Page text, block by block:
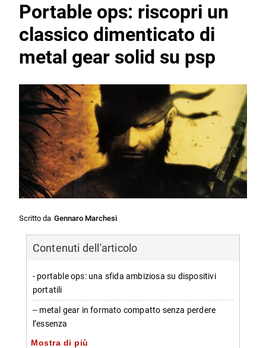
Portable ops: riscopri un
classico dimenticato di
metal gear solid su psp
Scritto da Gennaro Marchesi
Contenuti dell'articolo
- portable ops: una sfida ambiziosa su dispositivi
portatili
-- metal gear in formato compatto senza perdere
l’essenza
-- ideale per sessioni brevi e intuitive
Mostra di più